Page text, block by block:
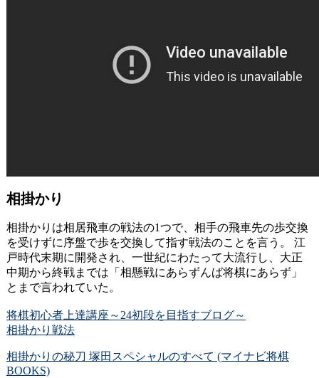
相掛かり
相掛かりは相居飛車の戦法の1つで、相手の飛車先の歩交換
を受けずに序盤で歩を交換して指す戦法のことを言う。 江
戸時代末期に開発され、一世紀にわたって大流行し、大正
中期から終戦までは「相懸戦にあらずんば将棋にあらず」
とまで言われていた。
将棋初心者上達講座～24初段を目指すブログ～
相掛かり戦法
相掛かりの秘刀 塚田スペシャルのすべて (マイナビ将棋
BOOKS)